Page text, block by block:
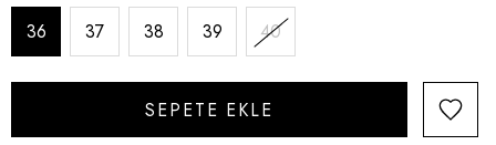
36
37 38 39 40